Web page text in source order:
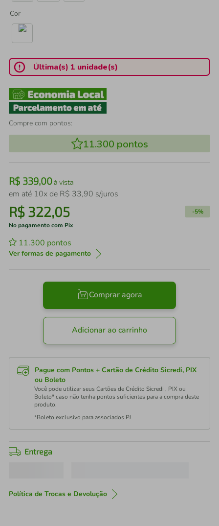
Cor
Última(s) 1 unidade(s)
Compre com pontos:
11.300 pontos
R$ 339,00à vista
em até 10x de R$ 33,90 s/juros
R$ 322,05 -5%
No pagamento com Pix
11.300 pontos
Ver formas de pagamento
Comprar agora
Adicionar ao carrinho
Pague com Pontos + Cartão de Crédito Sicredi, PIX
ou Boleto
Você pode utilizar seus Cartões de Crédito Sicredi , PIX ou
Boleto* caso não tenha pontos suficientes para a compra deste
produto.
*Boleto exclusivo para associados PJ
Entrega
Política de Trocas e Devolução